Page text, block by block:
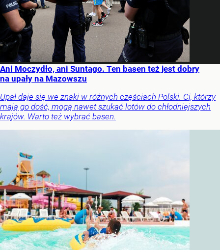
Ani Moczydło, ani Suntago. Ten basen też jest dobry
na upały na Mazowszu
Upał daje się we znaki w różnych częściach Polski. Ci, którzy
mają go dość, mogą nawet szukać lotów do chłodniejszych
krajów. Warto też wybrać basen.